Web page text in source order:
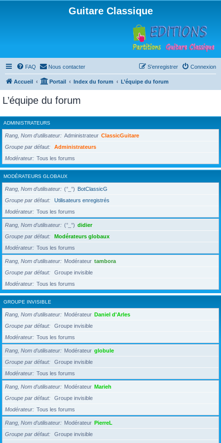
Guitare Classique
FAQ Nous contacter Connexion
S’enregistrer
Accueil Portail Index du forum L’équipe du forum
L’équipe du forum
ADMINISTRATEURS
Rang, Nom d’utilisateur Administrateur ClassicGuitare
Groupe par défaut
Administrateurs
Modérateur
Tous les forums
MODÉRATEURS GLOBAUX
Rang, Nom d’utilisateur (°_°) BotClassicG
Groupe par défaut
Utilisateurs enregistrés
Modérateur
Tous les forums
Rang, Nom d’utilisateur (°_°) didier
Groupe par défaut
Modérateurs globaux
Modérateur
Tous les forums
Rang, Nom d’utilisateur Modérateur tambora
Groupe par défaut
Groupe invisible
Modérateur
Tous les forums
GROUPE INVISIBLE
Rang, Nom d’utilisateur Modérateur Daniel d'Arles
Groupe par défaut
Groupe invisible
Modérateur
Tous les forums
Rang, Nom d’utilisateur Modérateur globule
Groupe par défaut
Groupe invisible
Modérateur
Tous les forums
Rang, Nom d’utilisateur Modérateur Marieh
Groupe par défaut
Groupe invisible
Modérateur
Tous les forums
Rang, Nom d’utilisateur Modérateur PierreL
Groupe par défaut
Groupe invisible